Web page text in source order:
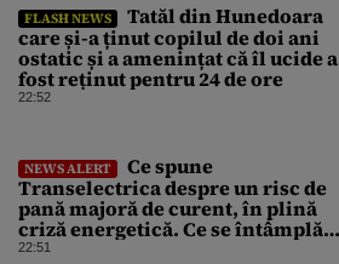
FLASH NEWS
Tatăl din Hunedoara
care și-a ținut copilul de doi ani
ostatic și a amenințat că îl ucide a
fost reținut pentru 24 de ore
22:52
NEWS ALERT
Ce spune
Transelectrica despre un risc de
pană majoră de curent, în plină
criză energetică. Ce se întâmplă
cu Sistemul Electroenergetic
22:51